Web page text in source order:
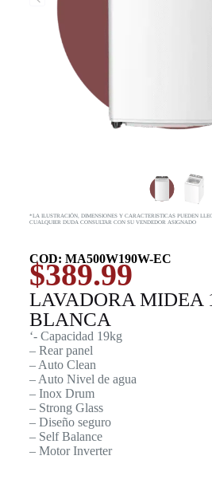
*LA ILUSTRACIÓN, DIMENSIONES Y CARACTERISTICAS PUEDEN
CUALQUIER DUDA CONSULTAR CON SU VENDEDOR ASIGNADO
COD: MA500W190W-EC
$389.99
LAVADORA MIDEA
BLANCA
‘- Capacidad 19kg
– Rear panel
– Auto Clean
– Auto Nivel de agua
– Inox Drum
– Strong Glass
– Diseño seguro
– Self Balance
– Motor Inverter